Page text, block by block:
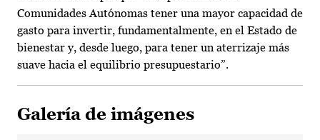
Comunidades Autónomas tener una mayor capacidad de
gasto para invertir, fundamentalmente, en el Estado de
bienestar y, desde luego, para tener un aterrizaje más
suave hacia el equilibrio presupuestario”.
Galería de imágenes